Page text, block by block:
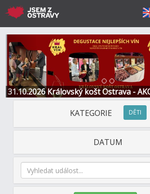
31.10.2026 Královský košt Ostrava -
Restaurace a Hotel
Předchozí
KATEGORIE DĚTI
DATUM